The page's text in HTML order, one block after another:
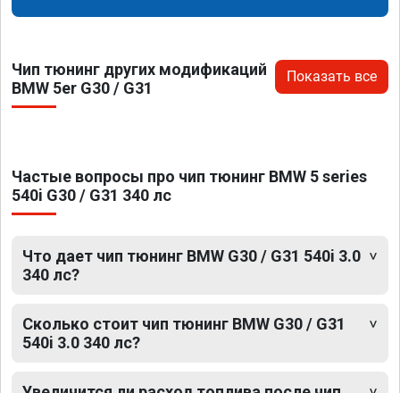
Чип тюнинг других модификаций
BMW 5er G30 / G31
Показать все
Частые вопросы про чип тюнинг BMW 5 series
540i G30 / G31 340 лс
Что дает чип тюнинг BMW G30 / G31 540i 3.0
340 лс?
Сколько стоит чип тюнинг BMW G30 / G31
540i 3.0 340 лс?